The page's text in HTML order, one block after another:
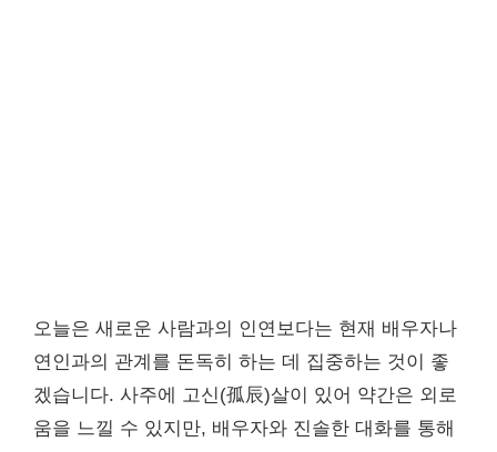
오늘은 새로운 사람과의 인연보다는 현재 배우자나
연인과의 관계를 돈독히 하는 데 집중하는 것이 좋
겠습니다. 사주에 고신(孤辰)살이 있어 약간은 외로
움을 느낄 수 있지만, 배우자와 진솔한 대화를 통해